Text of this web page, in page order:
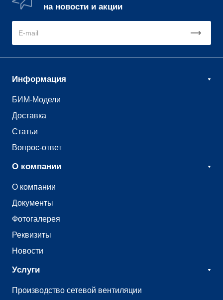
на новости и акции
Информация
БИМ-Модели
Доставка
Статьи
Вопрос-ответ
О компании
О компании
Документы
Фотогалерея
Реквизиты
Новости
Услуги
Производство сетевой вентиляции